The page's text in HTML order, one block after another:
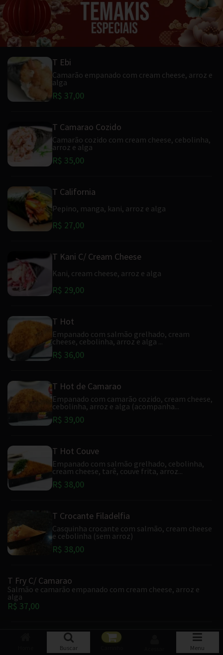
T Ebi
Camarão empanado com cream cheese, arroz e
alga
R$ 37,00
T Camarao Cozido
Camarão cozido com cream cheese, cebolinha,
arroz e alga
R$ 35,00
T California
Pepino, manga, kani, arroz e alga
R$ 27,00
T Kani C/ Cream Cheese
Kani, cream cheese, arroz e alga
R$ 29,00
T Hot
Empanado com salmão grelhado, cream
cheese, cebolinha, arroz e alga ...
R$ 36,00
T Hot de Camarao
Empanado com camarão cozido, cream cheese,
cebolinha, arroz e alga (acompanha...
R$ 39,00
T Hot Couve
Empanado com salmão grelhado, cebolinha,
cream cheese, tarê, couve frita, arroz...
R$ 38,00
T Crocante Filadelfia
Casquinha crocante com salmão, cream cheese
e cebolinha (sem arroz)
R$ 38,00
T Fry C/ Camarao
Salmão e camarão empanado com cream cheese, arroz e
alga
R$ 37,00
T Peixe Branco
Buscar Menu